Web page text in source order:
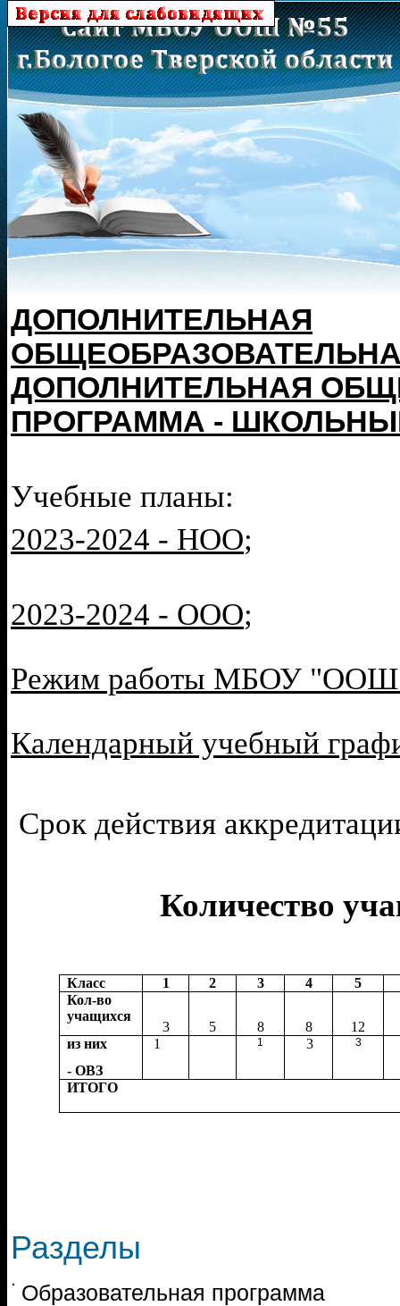
ДОПОЛНИТЕЛЬНАЯ
ДОПОЛНИТЕЛЬНАЯ
ПРОГРАММА -
Учебные планы:
2023-2024 - НОО;
2023-2024 - ООО;
Режим работы МБОУ "ООШ
Календарный учебный
Срок действия
Количество
Класс 1 2 3 4
5
Кол-во
учащихся
3 5 8 8
12
из них
- ОВЗ
1 1 3 3
ИТОГО
Разделы
Образовательная